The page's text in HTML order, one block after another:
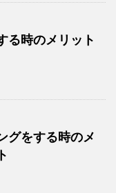
る時のメリット
グをする時のメ